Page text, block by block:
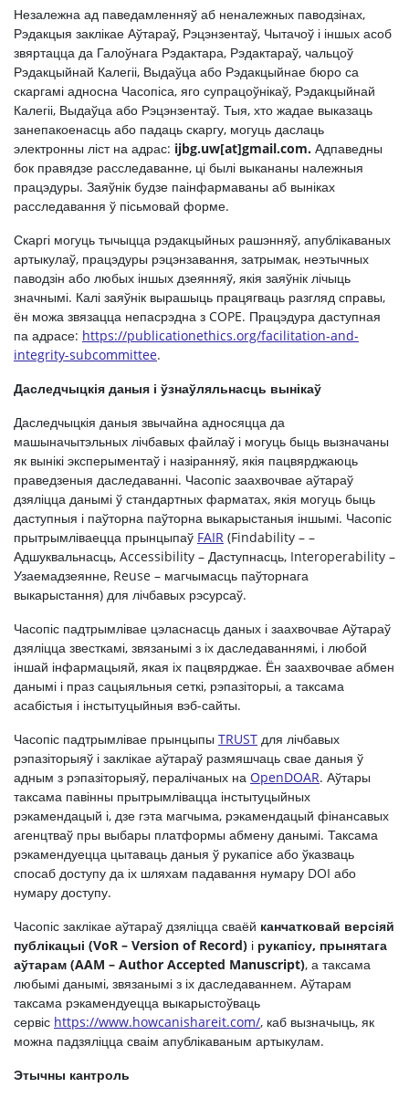
Незалежна ад паведамленняў аб неналежных паводзінах,
Рэдакцыя заклікае Аўтараў, Рэцэнзентаў, Чытачоў і іншых асоб
звяртацца да Галоўнага Рэдактара, Рэдактараў, чальцоў
Рэдакцыйнай Калегіі, Выдаўца або Рэдакцыйнае бюро са
скаргамі адносна Часопіса, яго супрацоўнікаў, Рэдакцыйнай
Калегіі, Выдаўца або Рэцэнзентаў. Тыя, хто жадае выказаць
занепакоенасць або падаць скаргу, могуць даслаць
электронны ліст на адрас: ijbg.uw[at]gmail.com. Адпаведны
бок правядзе расследаванне, ці былі выкананы належныя
працэдуры. Заяўнік будзе паінфармаваны аб выніках
расследавання ў пісьмовай форме.
Скаргі могуць тычыцца рэдакцыйных рашэнняў, апублікаваных
артыкулаў, працэдуры рэцэнзавання, затрымак, неэтычных
паводзін або любых іншых дзеянняў, якія заяўнік лічыць
значнымі. Калі заяўнік вырашыць працягваць разгляд справы,
ён можа звязацца непасрэдна з COPE. Працэдура даступная
па адрасе: https://publicationethics.org/facilitation-and-
integrity-subcommittee.
Даследчыцкія даныя і ўзнаўляльнасць вынікаў
Даследчыцкія даныя звычайна адносяцца да
машыначытэльных лічбавых файлаў і могуць быць вызначаны
як вынікі эксперыментаў і назіранняў, якія пацвярджаюць
праведзеныя даследаванні. Часопіс заахвочвае аўтараў
дзяліцца данымі ў стандартных фарматах, якія могуць быць
даступныя і паўторна паўторна выкарыстаныя іншымі. Часопіс
прытрымліваецца прынцыпаў FAIR (Findability – –
Адшуквальнасць, Accessibility – Даступнасць, Interoperability –
Узаемадзеянне, Reuse – магчымасць паўторнага
выкарыстання) для лічбавых рэсурсаў.
Часопіс падтрымлівае цэласнасць даных і заахвочвае Аўтараў
дзяліцца звесткамі, звязанымі з іх даследаваннямі, і любой
іншай інфармацыяй, якая іх пацвярджае. Ён заахвочвае абмен
данымі і праз сацыяльныя сеткі, рэпазіторыі, а таксама
асабістыя і інстытуцыйныя вэб-сайты.
Часопіс падтрымлівае прынцыпы TRUST для лічбавых
рэпазіторыяў і заклікае аўтараў размяшчаць свае даныя ў
адным з рэпазіторыяў, пералічаных на OpenDOAR. Аўтары
таксама павінны прытрымлівацца інстытуцыйных
рэкамендацый і, дзе гэта магчыма, рэкамендацый фінансавых
агенцтваў пры выбары платформы абмену данымі. Таксама
рэкамендуецца цытаваць даныя ў рукапісе або ўказваць
спосаб доступу да іх шляхам падавання нумару DOI або
нумару доступу.
Часопіс заклікае аўтараў дзяліцца сваёй канчатковай версіяй
публікацыі (VoR – Version of Record) і рукапісу, прынятага
аўтарам (AAM – Author Accepted Manuscript), а таксама
любымі данымі, звязанымі з іх даследаваннем. Аўтарам
таксама рэкамендуецца выкарыстоўваць
сервіс https://www.howcanishareit.com/, каб вызначыць, як
можна падзяліцца сваім апублікаваным артыкулам.
Этычны кантроль